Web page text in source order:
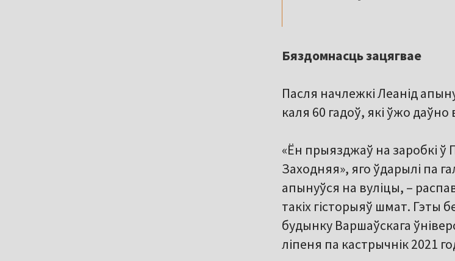
Бяздомнасць зацягвае
Пасля начлежкі Леанід
каля 60 гадоў, які ўжо
«Ён прыязджаў на заробкі ў
Заходняя», яго ўдарылі па
апынуўся на вуліцы, –
такіх гісторыяў шмат. Гэты
будынку Варшаўскага
ліпеня па кастрычнік 2021